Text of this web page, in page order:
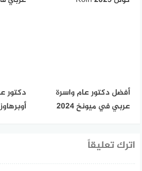
أفضل دكتور عام واسرة
عربي في ميونخ 2024
دكتور
أوبرهاوزن
اترك تعليقاً